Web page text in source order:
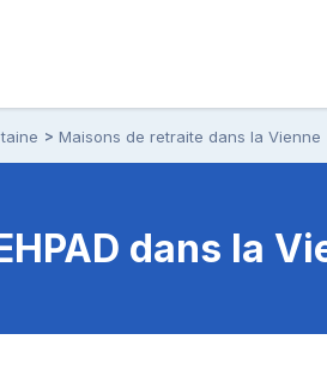
Maisons de retraite dans la Vienne
dans la